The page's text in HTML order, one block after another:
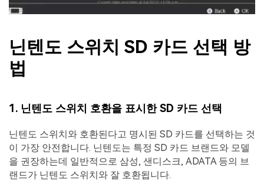
닌텐도 스위치 SD 카드 선택 방
법
1. 닌텐도 스위치 호환을 표시한 SD 카드 선택
닌텐도 스위치와 호환된다고 명시된 SD 카드를 선택하는 것
이 가장 안전합니다. 닌텐도는 특정 SD 카드 브랜드와 모델
을 권장하는데 일반적으로 삼성, 샌디스크, ADATA 등의 브
랜드가 닌텐도 스위치와 잘 호환됩니다.